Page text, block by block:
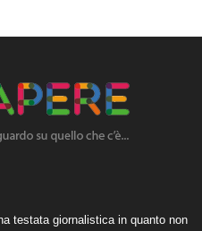
testata giornalistica in quanto non